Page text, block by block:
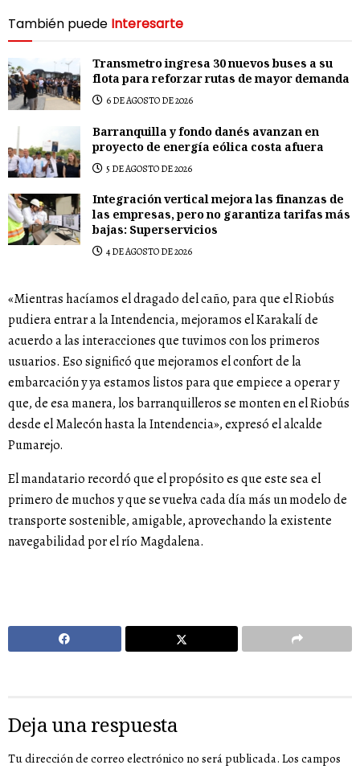
También puede Interesarte
Transmetro ingresa 30 nuevos buses a su
flota para reforzar rutas de mayor demanda
6 DE AGOSTO DE 2026
Barranquilla y fondo danés avanzan en
proyecto de energía eólica costa afuera
5 DE AGOSTO DE 2026
Integración vertical mejora las finanzas de
las empresas, pero no garantiza tarifas más
bajas: Superservicios
4 DE AGOSTO DE 2026
«Mientras hacíamos el dragado del caño, para que el Riobús
pudiera entrar a la Intendencia, mejoramos el Karakalí de
acuerdo a las interacciones que tuvimos con los primeros
usuarios. Eso significó que mejoramos el confort de la
embarcación y ya estamos listos para que empiece a operar y
que, de esa manera, los barranquilleros se monten en el Riobús
desde el Malecón hasta la Intendencia», expresó el alcalde
Pumarejo.
El mandatario recordó que el propósito es que este sea el
primero de muchos y que se vuelva cada día más un modelo de
transporte sostenible, amigable, aprovechando la existente
navegabilidad por el río Magdalena.
Deja una respuesta
Tu dirección de correo electrónico no será publicada. Los campos